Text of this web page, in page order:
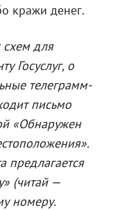
кражи денег.
схем для
Госуслуг, о
телеграмм-
письмо
«Обнаружен
предлагается
(читай —
номеру.